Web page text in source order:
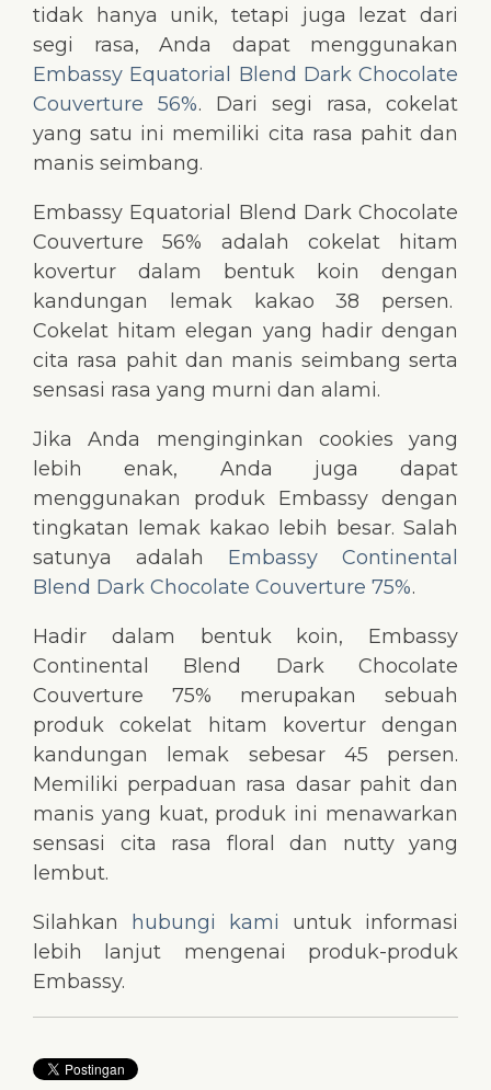
tidak hanya unik, tetapi juga lezat dari
segi rasa, Anda dapat menggunakan
Embassy Equatorial Blend Dark Chocolate
Couverture 56%. Dari segi rasa, cokelat
yang satu ini memiliki cita rasa pahit dan
manis seimbang.
Embassy Equatorial Blend Dark Chocolate
Couverture 56% adalah cokelat hitam
kovertur dalam bentuk koin dengan
kandungan lemak kakao 38 persen.
Cokelat hitam elegan yang hadir dengan
cita rasa pahit dan manis seimbang serta
sensasi rasa yang murni dan alami.
Jika Anda menginginkan cookies yang
lebih enak, Anda juga dapat
menggunakan produk Embassy dengan
tingkatan lemak kakao lebih besar. Salah
satunya adalah Embassy Continental
Blend Dark Chocolate Couverture 75%.
Hadir dalam bentuk koin, Embassy
Continental Blend Dark Chocolate
Couverture 75% merupakan sebuah
produk cokelat hitam kovertur dengan
kandungan lemak sebesar 45 persen.
Memiliki perpaduan rasa dasar pahit dan
manis yang kuat, produk ini menawarkan
sensasi cita rasa floral dan nutty yang
lembut.
Silahkan hubungi kami untuk informasi
lebih lanjut mengenai produk-produk
Embassy.